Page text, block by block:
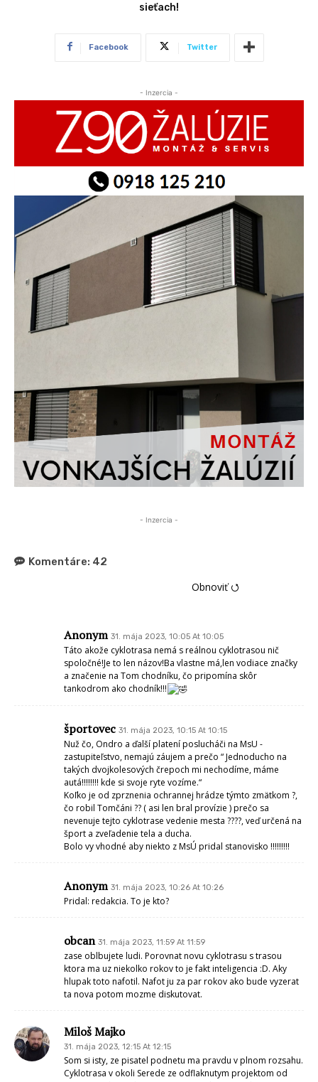
sieťach!
Facebook Twitter
- Inzercia -
- Inzercia -
Komentáre: 42
Obnoviť ⭯
Anonym 31. mája 2023, 10:05 At 10:05
Táto akože cyklotrasa nemá s reálnou cyklotrasou nič spoločné!Je to len
názov!Ba vlastne má,len vodiace značky a značenie na Tom chodníku,
čo pripomína skôr tankodrom ako chodník!!!
Nuž čo, Ondro a ďalší platení poslucháči na MsU -zastupiteľstvo, nemajú
záujem a prečo “ Jednoducho na takých dvojkolesových črepoch mi
nechodíme, máme autá!!!!!!!! kde si svoje ryte vozíme.“
Koľko je od zprznenia ochrannej hrádze týmto zmätkom ?, čo robil
Tomčáni ?? ( asi len bral provízie ) prečo sa nevenuje tejto cyklotrase
vedenie mesta ????, veď určená na šport a zveľadenie tela a ducha.
Bolo vy vhodné aby niekto z MsÚ pridal stanovisko !!!!!!!!!
Anonym 31. mája 2023, 10:26 At 10:26
obcan 31. mája 2023, 11:59 At 11:59
za par rokov ako bude vyzerat ta nova potom mozme diskutovat.
Miloš Majko
31. mája 2023, 12:15 At 12:15
prvopociatku. Dokumentujeme ju od jej vystavby.
Uz po 3 mesiacoch od jej dokoncenia, z asfaltu zacala
vyrastat burina.